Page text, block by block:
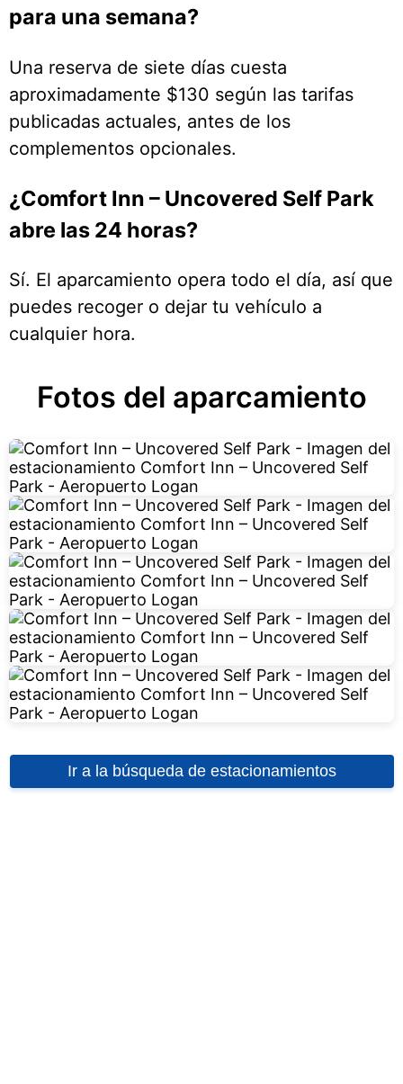
para una semana?
Una reserva de siete días cuesta
aproximadamente $130 según las tarifas
publicadas actuales, antes de los
complementos opcionales.
¿Comfort Inn – Uncovered Self Park
abre las 24 horas?
Sí. El aparcamiento opera todo el día, así que
puedes recoger o dejar tu vehículo a
cualquier hora.
Fotos del aparcamiento
Ir a la búsqueda de estacionamientos